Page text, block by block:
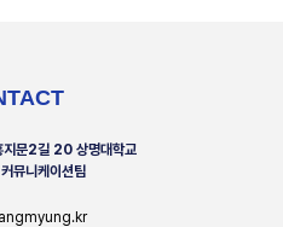
지문2길 20 상명대학교
뮤니케이션팀